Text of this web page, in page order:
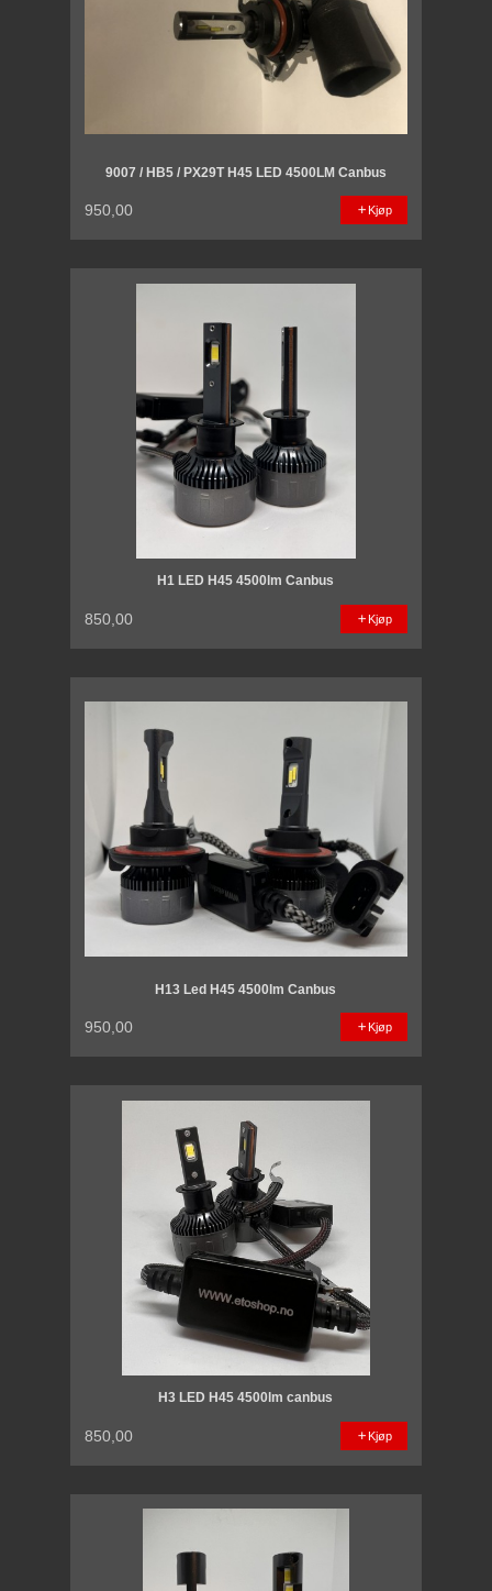
9007 / HB5 / PX29T H45 LED 4500LM Canbus
950,00 Kjøp
H1 LED H45 4500lm Canbus
850,00 Kjøp
H13 Led H45 4500lm Canbus
950,00 Kjøp
H3 LED H45 4500lm canbus
850,00 Kjøp